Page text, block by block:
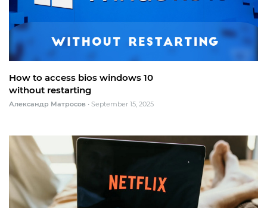
How to access bios windows 10
without restarting
Александр Матросов • September 15, 2025